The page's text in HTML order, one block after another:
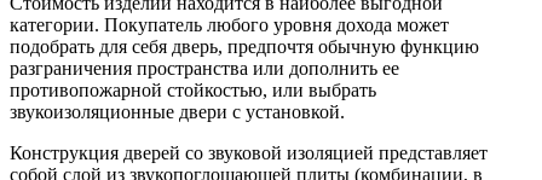
категории. Покупатель любого уровня дохода может
подобрать для себя дверь, предпочтя обычную функцию
разграничения пространства или дополнить ее
противопожарной стойкостью, или выбрать
звукоизоляционные двери с установкой.
Конструкция дверей со звуковой изоляцией представляет
собой слой из звукопоглощающей плиты (комбинации, в